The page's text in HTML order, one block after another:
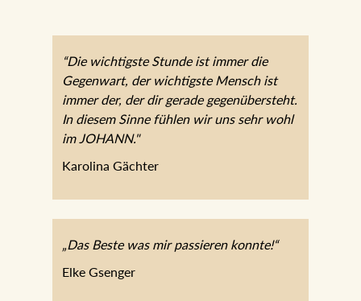
“Die wichtigste Stunde ist immer die
Gegenwart, der wichtigste Mensch ist
immer der, der dir gerade gegenübersteht.
In diesem Sinne fühlen wir uns sehr wohl
im JOHANN."
Karolina Gächter
„Das Beste was mir passieren konnte!“
Elke Gsenger